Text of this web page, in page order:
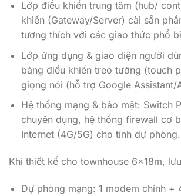
Lớp điều khiển trung tâm (hub/
khiển (Gateway/Server) cài sẵn
tương thích với các giao thức phổ
Lớp ứng dụng & giao diện người
bảng điều khiển treo tường (touch
giọng nói (hỗ trợ Google Assistant/
Hệ thống mạng & bảo mật: Switch
chuyên dụng, hệ thống firewall cơ
Internet (4G/5G) cho tính dự phòng.
Khi thiết kế cho townhouse 6x18m,
Dự phòng mạng: 1 modem chính +